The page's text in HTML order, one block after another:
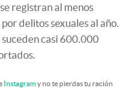
se registran al menos
delitos sexuales al año.
suceden casi 600.000
Instagramy no te pierdas tu ración